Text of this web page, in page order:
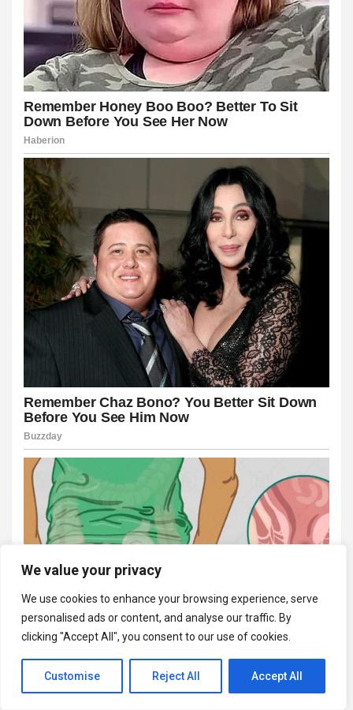
We value your privacy
We use cookies to enhance your browsing experience, serve
personalised ads or content, and analyse our traffic. By
clicking "Accept All", you consent to our use of cookies.
Customise Reject All Accept All